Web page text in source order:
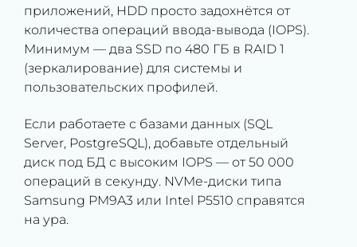
приложений, HDD просто задохнётся от
количества операций ввода-вывода (IOPS).
Минимум — два SSD по 480 ГБ в RAID 1
(зеркалирование) для системы и
пользовательских профилей.
Если работаете с базами данных (SQL
Server, PostgreSQL), добавьте отдельный
диск под БД с высоким IOPS — от 50 000
операций в секунду. NVMe-диски типа
Samsung PM9A3 или Intel P5510 справятся
на ура.